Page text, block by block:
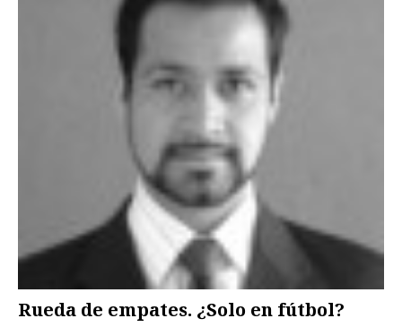
Rueda de empates. ¿Solo en fútbol?